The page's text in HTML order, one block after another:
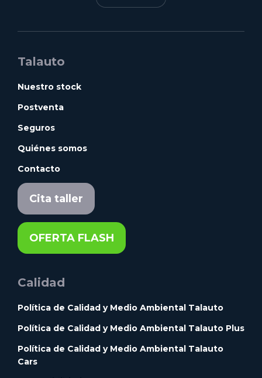
Talauto
Nuestro stock
Postventa
Seguros
Quiénes somos
Contacto
Cita taller
OFERTA FLASH
Calidad
Política de Calidad y Medio Ambiental Talauto
Política de Calidad y Medio Ambiental Talauto Plus
Política de Calidad y Medio Ambiental Talauto
Cars